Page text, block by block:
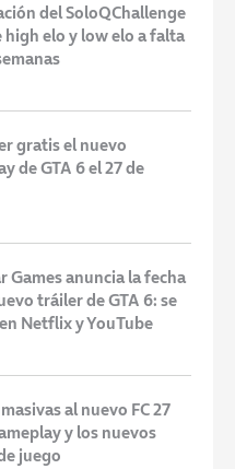
del SoloQChallenge
high elo y low elo a falta
gratis el nuevo
de GTA 6 el 27 de
Games anuncia la fecha
tráiler de GTA 6: se
Netflix y YouTube
al nuevo FC 27
y los nuevos
juego